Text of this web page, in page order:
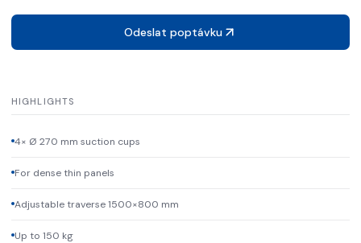
Odeslat poptávku
HIGHLIGHTS
4× Ø 270 mm suction cups
For dense thin panels
Adjustable traverse 1500×800 mm
Up to 150 kg